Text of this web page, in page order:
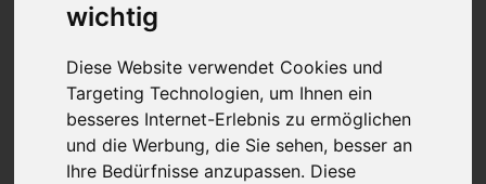
wichtig
Diese Website verwendet Cookies und
Targeting Technologien, um Ihnen ein
besseres Internet-Erlebnis zu ermöglichen
und die Werbung, die Sie sehen, besser an
Ihre Bedürfnisse anzupassen. Diese
Der Shop wird aktuell gewartet. Es werden
keine Bestellungen bis auf Weiteres bearbeitet.
HomeKatalog
Basteln, Dekorieren, Schenken
Buchstaben Zahlen Schriftzeichen